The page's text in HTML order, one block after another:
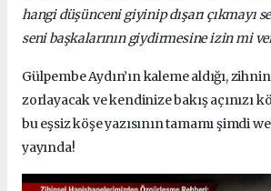
hangi düşünceni giyinip dışarı çıkmayı
seni başkalarının giydirmesine izin mi
Gülpembe Aydın’ın kaleme aldığı,
zorlayacak ve kendinize bakış açınızı
bu eşsiz köşe yazısının tamamı şimdi
yayında!